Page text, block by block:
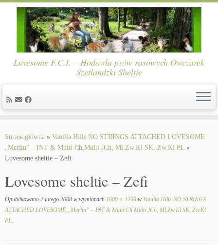
content
Lovesome F.C.I. – Hodowla psów rasowych Owczarek
Szetlandzki Sheltie
Strona główna » Vanilla Hills NO STRINGS ATTACHED LOVESOME
„Merlin” – INT & Multi Ch,Multi JCh, Mł.Zw.Kl SK, Zw.Kl PL »
Lovesome sheltie – Zefi
Lovesome sheltie – Zefi
Opublikowano 2 lutego 2008 w wymiarach 1600 × 1200 w Vanilla Hills NO STRINGS
ATTACHED LOVESOME „Merlin” – INT & Multi Ch,Multi JCh, Mł.Zw.Kl SK, Zw.Kl
PL.